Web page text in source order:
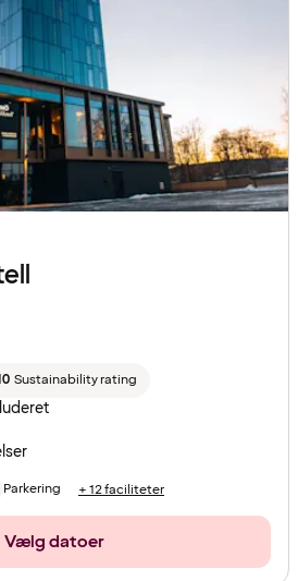
Sustainability rating
Parkering + 12 faciliteter
Vælg datoer